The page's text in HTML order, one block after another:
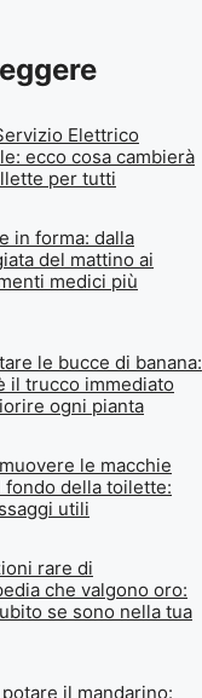
Elettrico
ecco cosa cambierà
per tutti
in forma: dalla
del mattino ai
medici più
le bucce di banana:
il trucco immediato
ogni pianta
le macchie
fondo della toilette:
utili
rare di
che valgono oro:
se sono nella tua
il mandarino: